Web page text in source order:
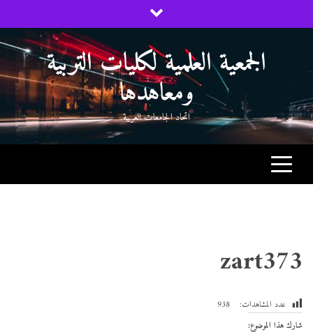
to
الجمعية العلمية لكليات التربية
ومعاهدها
اتحاد الجامعات العربية
zart373
عدد المشاهدات:
938
شارك هذا الموضوع: